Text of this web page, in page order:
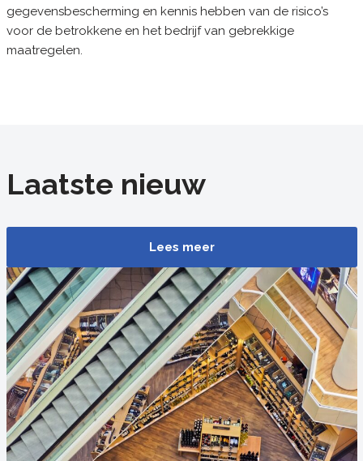
gegevensbescherming en kennis hebben van de risico’s
voor de betrokkene en het bedrijf van gebrekkige
maatregelen.
Laatste nieuw
Lees meer